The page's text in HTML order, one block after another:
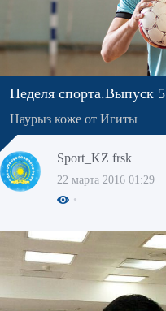
Неделя спорта.Выпуск 5
Наурыз коже от Игиты
Sport_KZ frsk
22 марта 2016 01:29